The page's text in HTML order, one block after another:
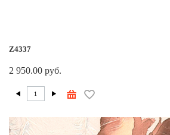
Z4337
2 950.00 руб.